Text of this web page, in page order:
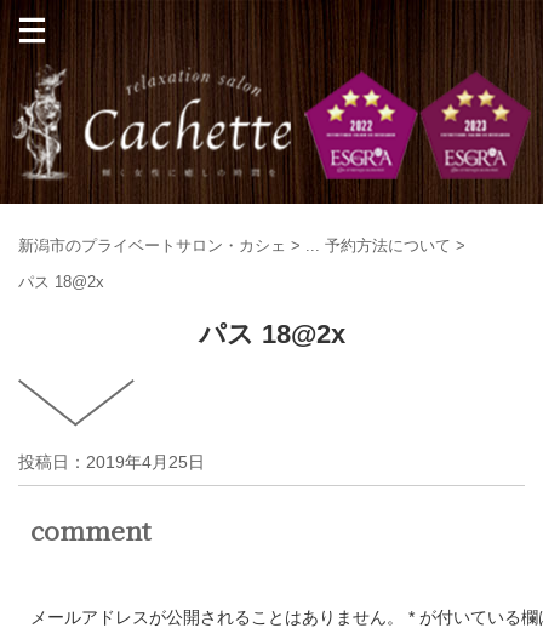
新潟市のプライベートサロン・カシェ > ... 予約方法について >
パス 18@2x
パス 18@2x
投稿日： 2019年4月25日
comment
メールアドレスが公開されることはありません。 * が付いている